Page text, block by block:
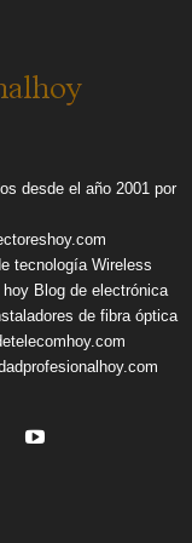
desde el año 2001 por
tecnología Wireless
hoy Blog de electrónica
de fibra óptica